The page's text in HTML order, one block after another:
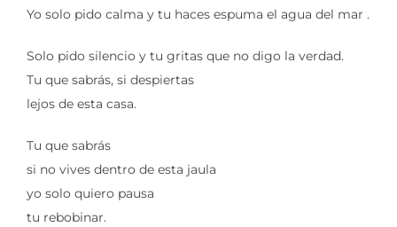
Yo solo pido calma y tu haces espuma el agua del mar .
Solo pido silencio y tu gritas que no digo la verdad.
Tu que sabrás, si despiertas
lejos de esta casa.
Tu que sabrás
si no vives dentro de esta jaula
yo solo quiero pausa
tu rebobinar.